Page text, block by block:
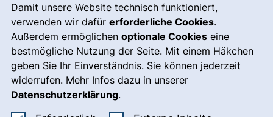
Damit unsere Website technisch funktioniert,
verwenden wir dafür erforderliche Cookies.
Außerdem ermöglichen optionale Cookies eine
bestmögliche Nutzung der Seite. Mit einem Häkchen
geben Sie Ihr Einverständnis. Sie können jederzeit
widerrufen. Mehr Infos dazu in unserer
Datenschutzerklärung.
Notfall(externer Link, öffnet
Impressum
Barrierefreiheit
Datenschutz